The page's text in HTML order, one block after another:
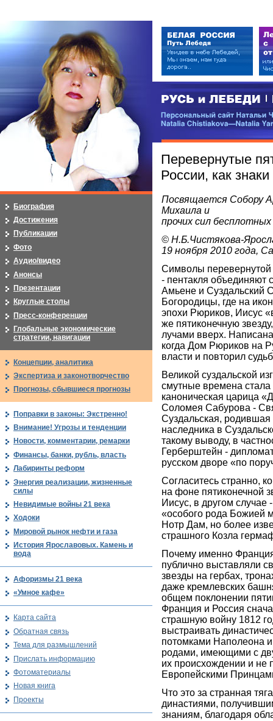
РУСЬ и ЛЕБЕДИ | RUSI —
Персональный сайт Натальи
Перевернутые
России, как
Посвящается Собору
Михаила и
прочих сил бесплотных
© Н.Б.Чистякова-
19 ноября 2010 года,
Символы перевернутой
- пентакля объединяют
Амьене и Суздальский
Богородицы, где на
эпохи Рюриков, Иисус
же пятиконечную
лучами вверх.
когда Дом Рюриков на
власти и повторил
Великой суздальской
смутные времена стала
каноническая царица
Соломея Сабурова -
Суздальская, родившая
наследника в
такому выводу, в
Герберштейн -
русском дворе «по
Согласитесь странно,
на фоне пятиконечной
Иисус, в другом случае
«особого рода Божией
Нотр Дам, но более
страшного Козла
Почему именно
публично выставляли
звезды на гербах,
даже кремлевских
общем поклонении
Франция и Россия
страшную войну 1812
выстраивать
потомками Наполеона
родами, имеющими с
их происхождении и не
Европейскими
Что это за странная
династиями,
знаниям, благодаря
Биография
Достижения
Публикации
Фото
Аудио/видео
Анонсы
Презентации
Круглые столы
Пресс-конференции
Глобальные экономические
стратегии, навигации
Концепции, аналитика
Экспертиза и законотворчество
Прогнозы, сбывшиеся прогнозы
Поправки в законы: Экстренно!
Внимание! Угрозы и тенденции
Новости, комментарии, ремарки
Финансы, банки, рубль, власть
Лабиринты реформ
Энергия реализации, жизненные
силы
Невидимые войны 21 века
Ходоки
Мировой рынок нефти и газа
История Ярославовых. Камень и
вода
Афоризмы 21 века
«Умное кафе»
Карта сайта
Обратная связь
Тема для размышлений
Прислать информацию
Фотоматериалы
Новая книга
Проекты